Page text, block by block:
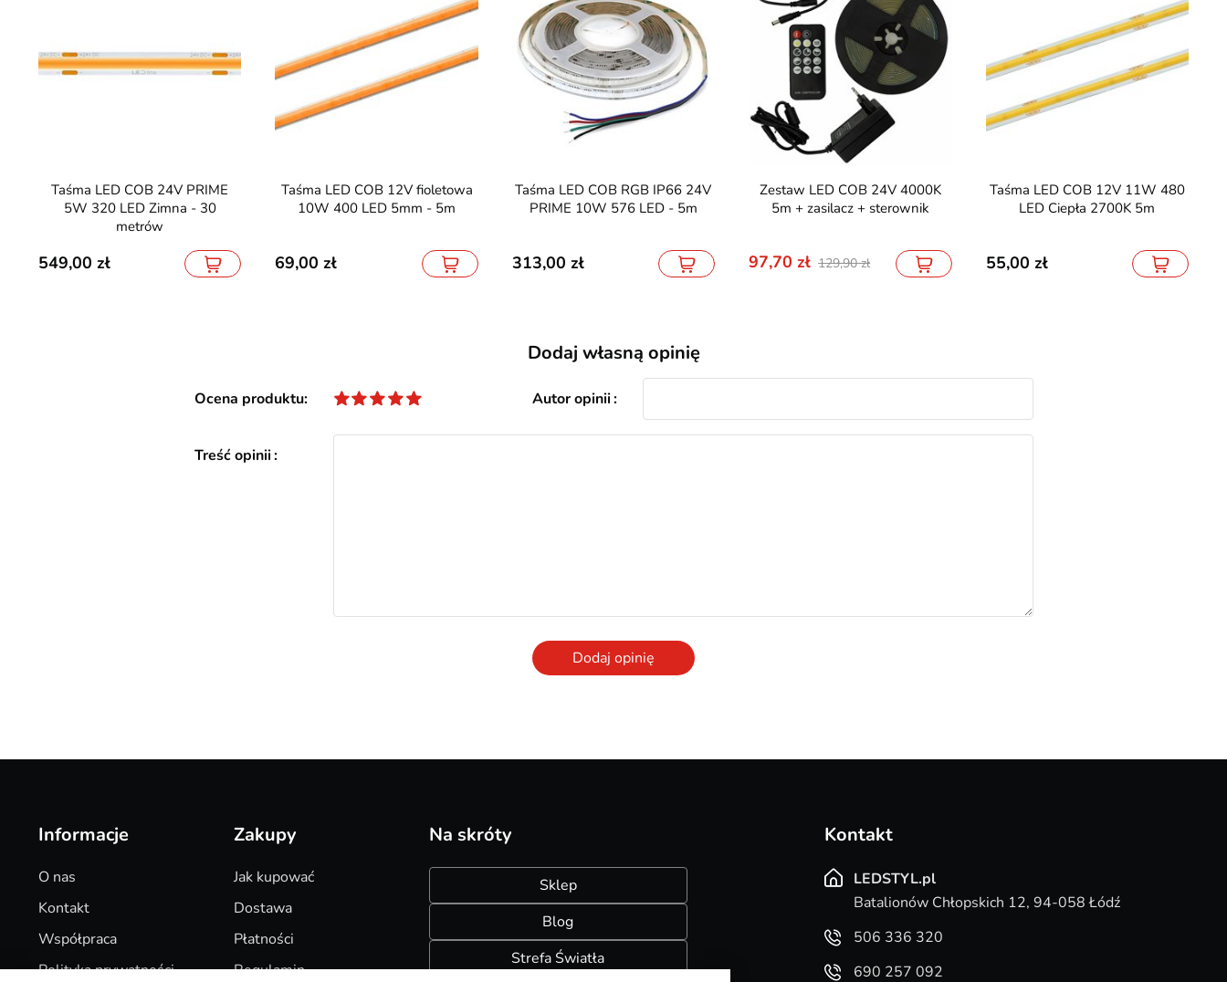
Taśma LED COB 24V PRIME
5W 320 LED Zimna - 30
metrów
549,00
Taśma LED COB 12V fioletowa
10W 400 LED 5mm - 5m
69,00
Taśma LED COB RGB IP66 24V
PRIME 10W 576 LED - 5m
313,00
Zestaw LED COB 24V 4000K
5m + zasilacz + sterownik
97,70 129,90
Taśma LED COB 12V 11W 480
LED Ciepła 2700K 5m
55,00
Dodaj własną opinię
Ocena produktu Autor opinii
Treść opinii
Dodaj opinię
Informacje
O nas
Kontakt
Współpraca
Polityka prywatności
Zakupy
Jak kupować
Dostawa
Płatności
Regulamin
Na skróty
Sklep
Blog
Strefa Światła
Kontakt
LEDSTYL.pl
Batalionów Chłopskich 12, 94-058 Łódź
506 336 320
690 257 092